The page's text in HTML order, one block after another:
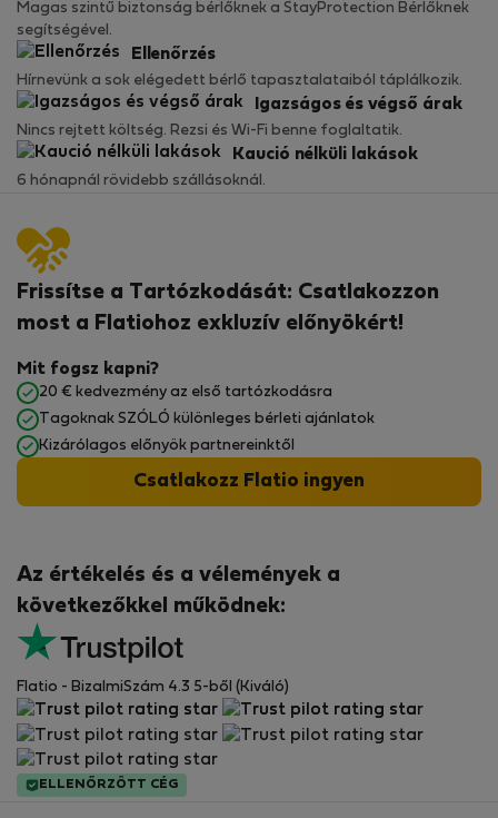
Magas szintű biztonság bérlőknek a StayProtection Bérlőknek
segítségével.
Ellenőrzés
Hírnevünk a sok elégedett bérlő tapasztalataiból táplálkozik.
Igazságos és végső árak
Nincs rejtett költség. Rezsi és Wi-Fi benne foglaltatik.
Kaució nélküli lakások
6 hónapnál rövidebb szállásoknál.
Az értékelés és a vélemények a
következőkkel működnek:
Flatio - BizalmiSzám 4.3 5-ből (Kiváló)
ELLENŐRZÖTT CÉG
Frissítse a Tartózkodását: Csatlakozzon
most a Flatiohoz exkluzív előnyökért!
Mit fogsz kapni?
20 € kedvezmény az első tartózkodásra
Tagoknak SZÓLÓ különleges bérleti ajánlatok
Kizárólagos előnyök partnereinktől
Csatlakozz Flatio ingyen